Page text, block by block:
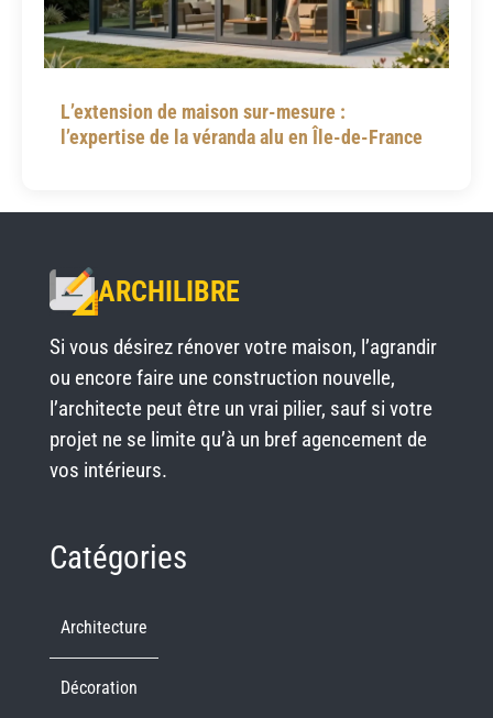
L’extension de maison sur-mesure :
l’expertise de la véranda alu en Île-de-France
ARCHILIBRE
Si vous désirez rénover votre maison, l’agrandir
ou encore faire une construction nouvelle,
l’architecte peut être un vrai pilier, sauf si votre
projet ne se limite qu’à un bref agencement de
vos intérieurs.
Catégories
Architecture
Décoration